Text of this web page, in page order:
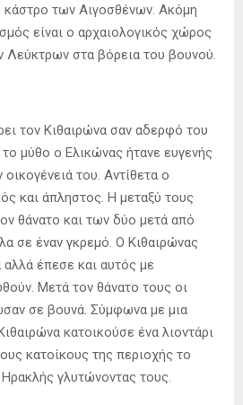
κάστρο των Αιγοσθένων. Ακόμη
είναι ο αρχαιολογικός χώρος
Λεύκτρων στα βόρεια του βουνού.
τον Κιθαιρώνα σαν αδερφό του
μύθο ο Ελικώνας ήτανε ευγενής
οικογένειά του. Αντίθετα ο
και άπληστος. Η μεταξύ τους
θάνατο και των δύο μετά από
σε έναν γκρεμό. Ο Κιθαιρώνας
έπεσε και αυτός με
Μετά τον θάνατο τους οι
σε βουνά. Σύμφωνα με μια
κατοικούσε ένα λιοντάρι
κατοίκους της περιοχής το
γλυτώνοντας τους.